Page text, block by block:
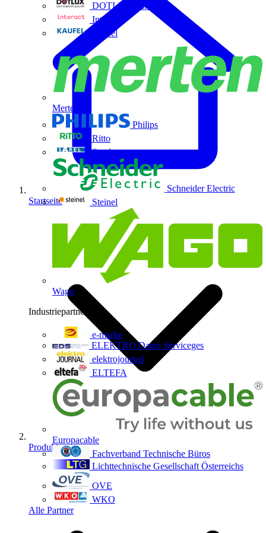
DOTLUX GmbH
Interact
Kaufel
Merten
Philips
Ritto
Sarel
Schneider Electric
Steinel
Wago
Industriepartner
e-marke
ELEKTRO Daten Serviceges
elektrojournal
ELTEFA
Europacable
Fachverband Technische Büros
Lichttechnische Gesellschaft Österreichs
OVE
WKO
Alle Partner
Startseite
Produkte